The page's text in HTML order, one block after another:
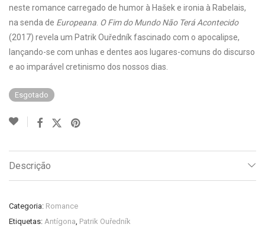
neste romance carregado de humor à Hašek e ironia à Rabelais,
na senda de Europeana O Fim do Mundo Não Terá Acontecido
(2017) revela um Patrik Ouředník fascinado com o apocalipse,
lançando-se com unhas e dentes aos lugares-comuns do discurso
e ao imparável cretinismo dos nossos dias.
Esgotado
Descrição
Categoria: Romance
Etiquetas: Antígona, Patrik Ouředník